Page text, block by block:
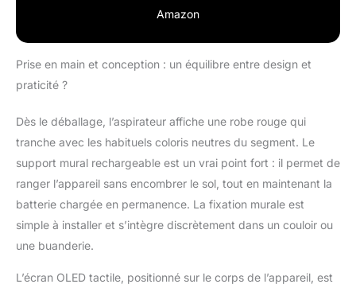
la poussière et la saleté dans les coins, sur
meubles et dans les endroits élevés.
Permet un nettoyage en profondeur
efficace, protégeant votre famille et vos
65 minutes : cet aspirateur sans fil utilise
des batteries amovibles de grande
capacité de 8 x 2500 mAh. Une fois
l’aspirateur complètement chargé (4H), il
une puissance d’aspiration minimale et
nettoyer en continu pendant 30 minutes à
la puissance d’aspiration maximale,
maison sans problème. En fixant le
Amazon
Prise en main et conception : un équilibre entre design et
praticité ?
Dès le déballage, l’aspirateur affiche une robe rouge qui
tranche avec les habituels coloris neutres du segment. Le
support mural rechargeable est un vrai point fort : il permet de
ranger l’appareil sans encombrer le sol, tout en maintenant la
batterie chargée en permanence. La fixation murale est
simple à installer et s’intègre discrètement dans un couloir ou
une buanderie.
L’écran OLED tactile, positionné sur le corps de l’appareil, est